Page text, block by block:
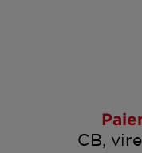
CB,